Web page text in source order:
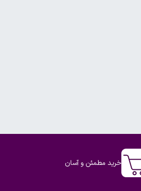
خرید مطمئن و آسان